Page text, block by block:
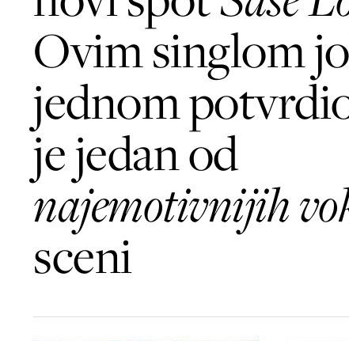
Ovim singlom
jednom
je jedan od
najemotivnijih
sceni